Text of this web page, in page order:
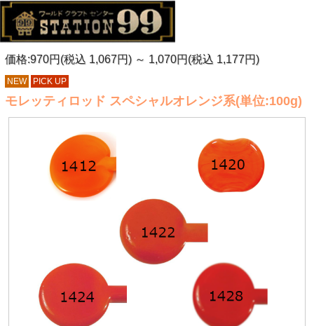
価格:970円(税込 1,067円) ～ 1,070円(税込 1,177円)
NEW PICK UP
モレッティロッド スペシャルオレンジ系(単位:100g)